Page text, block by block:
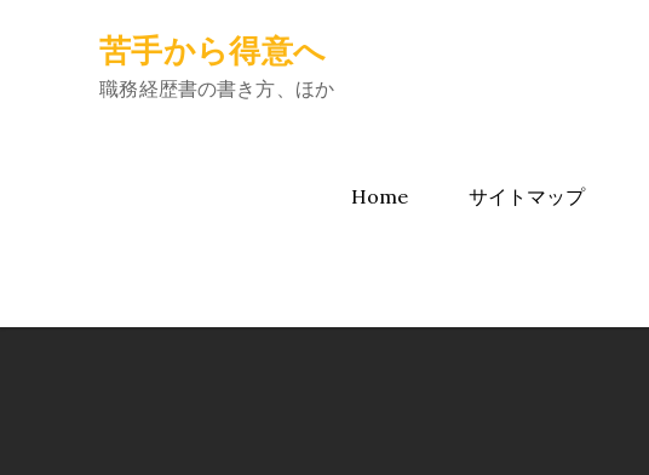
苦手から得意へ
職務経歴書の書き方、ほか
Home サイトマップ